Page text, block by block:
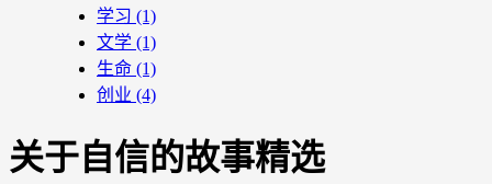
学习 (1)
文学 (1)
生命 (1)
创业 (4)
关于自信的故事精选